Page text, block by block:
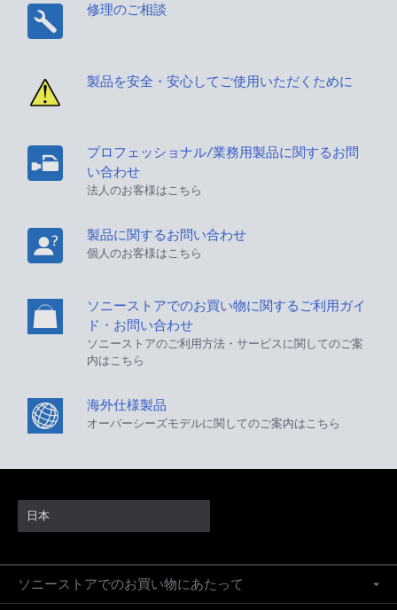
修理のご相談
製品を安全・安心してご使用いただくために
プロフェッショナル/業務用製品に関するお問
い合わせ
法人のお客様はこちら
製品に関するお問い合わせ
個人のお客様はこちら
ソニーストアでのお買い物に関するご利用ガイ
ド・お問い合わせ
ソニーストアのご利用方法・サービスに関してのご案
内はこちら
海外仕様製品
オーバーシーズモデルに関してのご案内はこちら
日本
ソニーストアでのお買い物にあたって